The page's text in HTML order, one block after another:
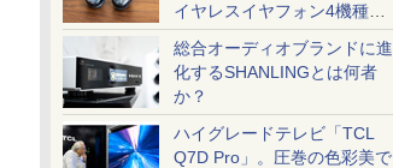
イヤレスイヤフォン4機種を
一気に聴く
総合オーディオブランドに進
化するSHANLINGとは何者
か？
ハイグレードテレビ「TCL
Q7D Pro」。圧巻の色彩美で